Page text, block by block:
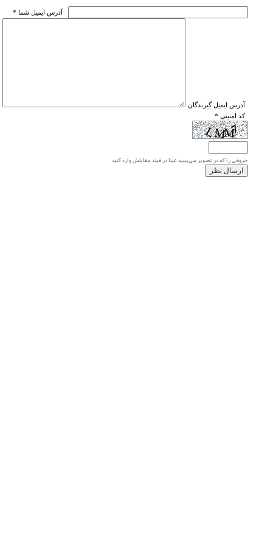
* آدرس ايميل شما
* آدرس ايميل گيرندگان
* کد امنیتی
حروفي را كه در تصوير مي‌بينيد عينا در فيلد مقابلش وارد كنيد